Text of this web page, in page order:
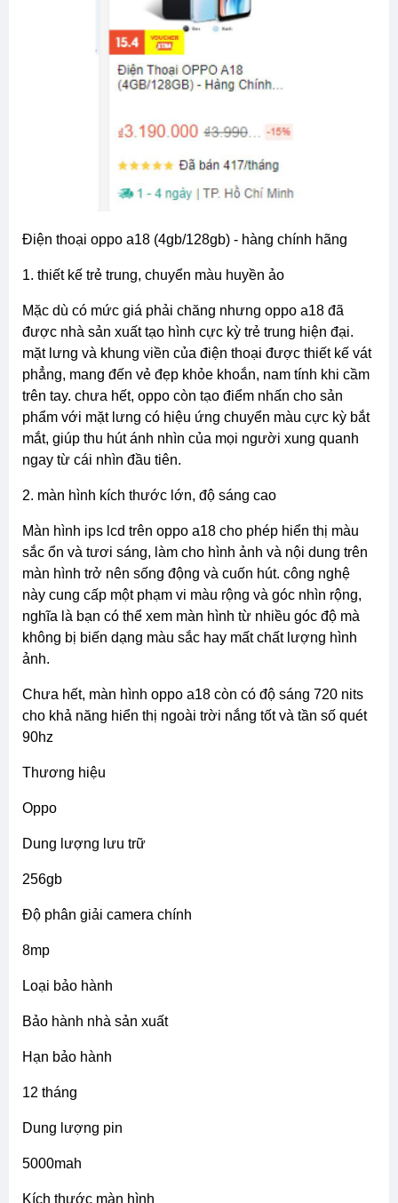
điện thoại oppo a18 (4gb/128gb) - hàng chính hãng
1. thiết kế trẻ trung, chuyển màu huyền ảo
mặc dù có mức giá phải chăng nhưng oppo a18 đã
được nhà sản xuất tạo hình cực kỳ trẻ trung hiện đại.
mặt lưng và khung viền của điện thoại được thiết kế vát
phẳng, mang đến vẻ đẹp khỏe khoắn, nam tính khi cầm
trên tay. chưa hết, oppo còn tạo điểm nhấn cho sản
phẩm với mặt lưng có hiệu ứng chuyển màu cực kỳ bắt
mắt, giúp thu hút ánh nhìn của mọi người xung quanh
ngay từ cái nhìn đầu tiên.
2. màn hình kích thước lớn, độ sáng cao
màn hình ips lcd trên oppo a18 cho phép hiển thị màu
sắc ổn và tươi sáng, làm cho hình ảnh và nội dung trên
màn hình trở nên sống động và cuốn hút. công nghệ
này cung cấp một phạm vi màu rộng và góc nhìn rộng,
nghĩa là bạn có thể xem màn hình từ nhiều góc độ mà
không bị biến dạng màu sắc hay mất chất lượng hình
ảnh.
chưa hết, màn hình oppo a18 còn có độ sáng 720 nits
cho khả năng hiển thị ngoài trời nắng tốt và tần số quét
90hz
thương hiệu
oppo
dung lượng lưu trữ
256gb
độ phân giải camera chính
8mp
loại bảo hành
bảo hành nhà sản xuất
hạn bảo hành
12 tháng
dung lượng pin
5000mah
kích thước màn hình